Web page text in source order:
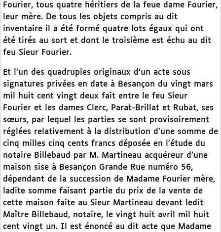
Fourier, tous quatre héritiers de la feue dame Fourier,
leur mère. De tous les objets compris au dit
inventaire il a été formé quatre lots égaux qui ont
été tirés au sort et dont le troisième est échu au dit
feu Sieur Fourier.
Et l’un des quadruples originaux d’un acte sous
signatures privées en date à Besançon du vingt mars
mil huit cent vingt deux fait entre le feu Sieur
Fourier et les dames Clerc, Parat-Brillat et Rubat, ses
sœurs, par lequel les parties se sont provisoirement
réglées relativement à la distribution d’une somme de
cinq milles cinq cents francs déposée en l’étude du
notaire Billebaud par M. Martineau acquéreur d’une
maison sise à Besançon Grande Rue numéro 56,
dépendant de la succession de Madame Fourier mère,
ladite somme faisant partie du prix de la vente de
cette maison faite au Sieur Martineau devant ledit
Maître Billebaud, notaire, le vingt huit avril mil huit
cent vingt un. Il est énoncé au dit acte que Madame